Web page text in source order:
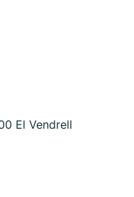
El Vendrell